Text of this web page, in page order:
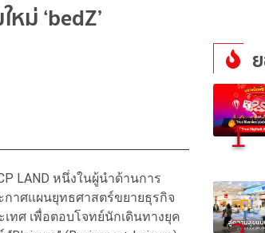
ม่ ‘bedZ’
LAND หนึ่งในผู้นำด้านการ
าศแผนยุทธศาสตร์ขยายธุรกิจ
เทศ เพื่อตอบโจทย์นักเดินทางยุค
1